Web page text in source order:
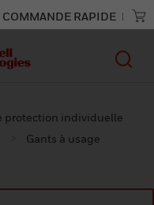
COMMANDE RAPIDE
protection individuelle
Gants à usage